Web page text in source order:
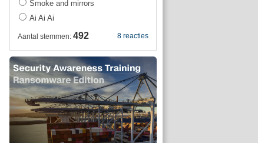
Smoke and mirrors
Ai Ai Ai
8 reacties
Aantal stemmen: 492